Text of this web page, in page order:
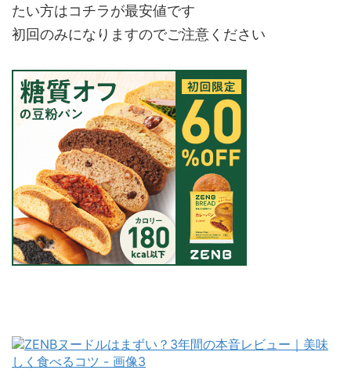
たい方はコチラが最安値です
初回のみになりますのでご注意ください